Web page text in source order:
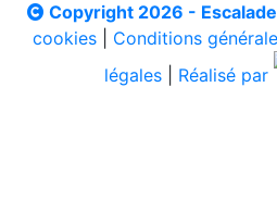
Copyright 2026 -
cookies| Conditions
légales
Réalisé par